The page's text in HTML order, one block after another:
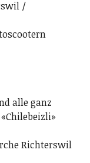
/
alle ganz
Richterswil